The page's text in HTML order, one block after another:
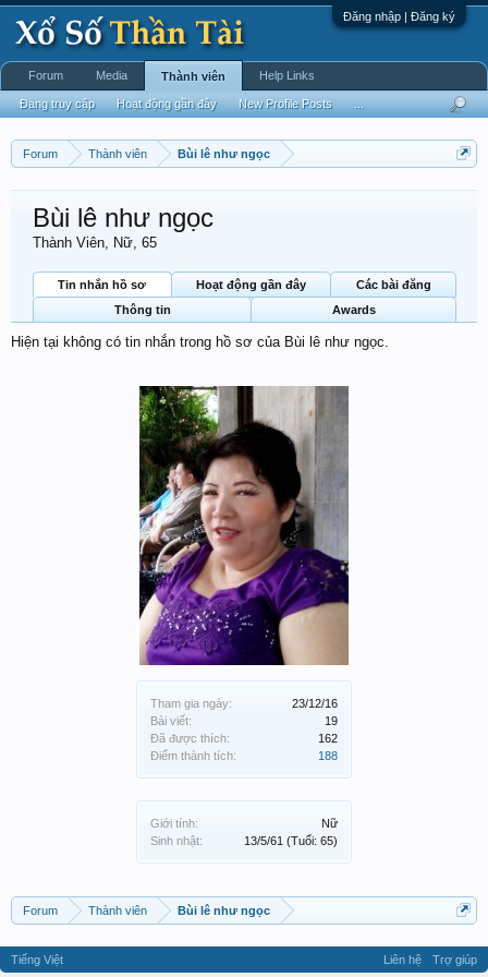
Đăng nhập | Đăng ký
Forum Thành viên Bùi lê như ngọc
Tham gia ngày:
23/12/16
Bài viết:
19
Đã được thích:
162
Điểm thành tích:
188
Giới tính:
Nữ
Sinh nhật:
13/5/61 (Tuổi: 65)
Bùi lê như ngọc
Thành Viên, Nữ, 65
Tin nhắn hồ sơ Hoạt động gần đây
Các bài đăng
Thông tin
Awards
Hiện tại không có tin nhắn trong hồ sơ của Bùi lê như ngọc.
Forum Thành viên Bùi lê như ngọc
Forum Media Thành viên
Đang truy cập Hoạt động gần đây New Profile Posts
Help Links
Tiếng Việt Liên hệ Trợ giúp